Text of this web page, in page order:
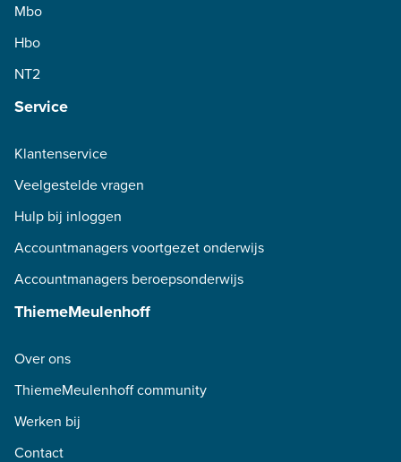
Mbo
Hbo
NT2
Service
Klantenservice
Veelgestelde vragen
Hulp bij inloggen
Accountmanagers voortgezet onderwijs
Accountmanagers beroepsonderwijs
ThiemeMeulenhoff
Over ons
ThiemeMeulenhoff community
Werken bij
Contact